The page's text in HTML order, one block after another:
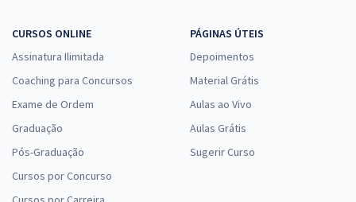
CURSOS ONLINE
Assinatura Ilimitada
Coaching para Concursos
Exame de Ordem
Graduação
Pós-Graduação
Cursos por Concurso
PÁGINAS ÚTEIS
Depoimentos
Material Grátis
Aulas ao Vivo
Aulas Grátis
Sugerir Curso